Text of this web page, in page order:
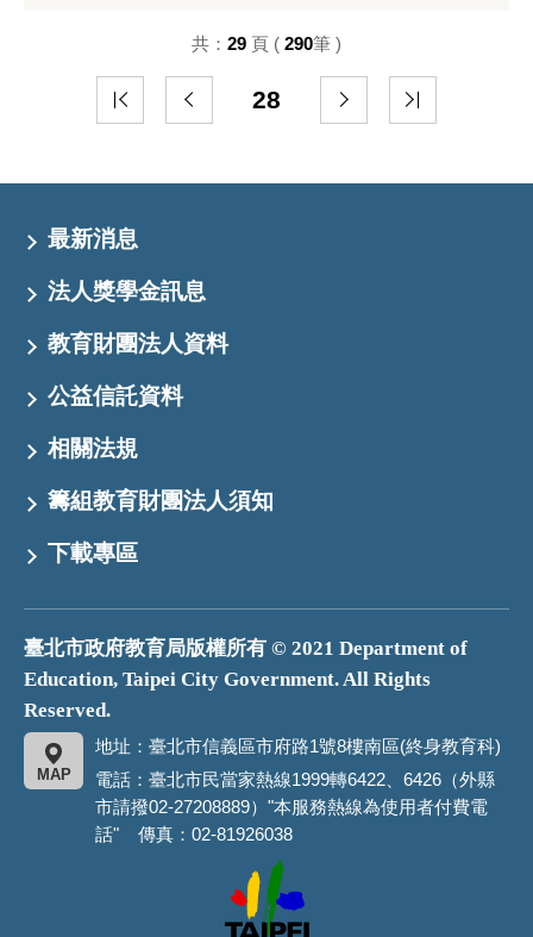
28
共： 29 頁 ( 290筆 )
最新消息
法人獎學金訊息
教育財團法人資料
公益信託資料
相關法規
籌組教育財團法人須知
下載專區
臺北市政府教育局版權所有 © 2021 Department of
Education, Taipei City Government. All Rights
Reserved.
地址：臺北市信義區市府路1號8樓南區(終身教育科)
MAP
電話：臺北市民當家熱線1999轉6422、6426（外縣
市請撥02-27208889）"本服務熱線為使用者付費電
話" 傳真：02-81926038
市
政